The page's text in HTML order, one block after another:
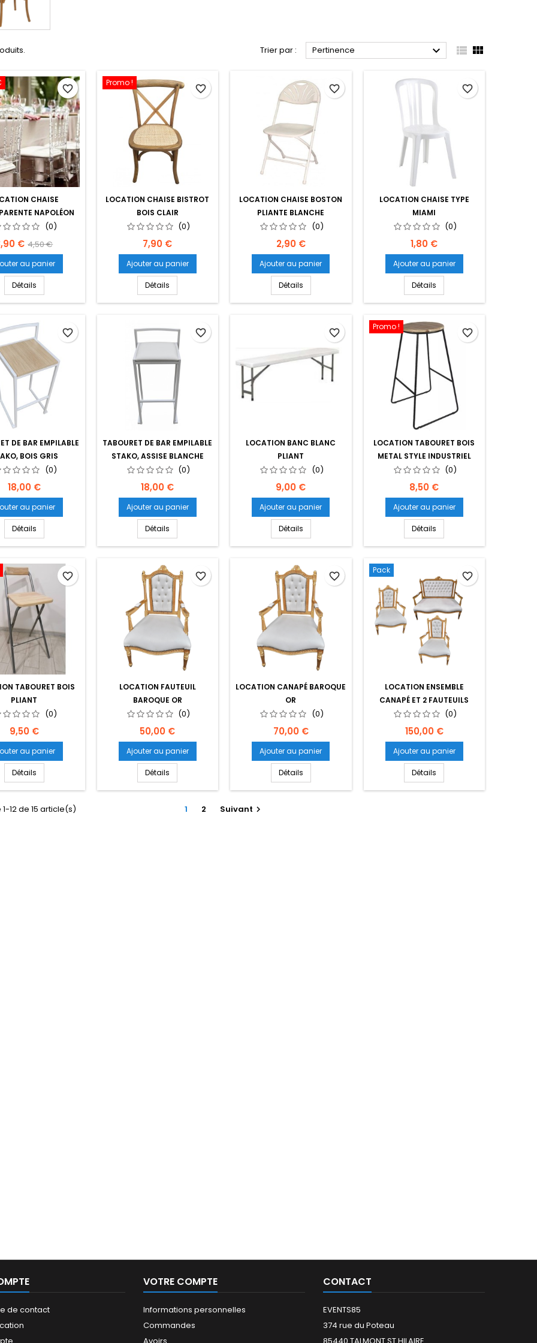
Trier par : Pertinence   
CHAISE
NAPOLÉON
(0)
€ Prix
base
4,50 €
au panier
Détails
favorite_border
Promo !
LOCATION CHAISE BISTROT
BOIS CLAIR
(0)
Prix
7,90 €
Ajouter au panier
Détails
favorite_border
LOCATION CHAISE BOSTON
PLIANTE BLANCHE
(0)
Prix
2,90 €
Ajouter au panier
Détails
favorite_border
LOCATION CHAISE TYPE
MIAMI
(0)
Prix
1,80 €
Ajouter au panier
Détails
favorite_border
DE BAR EMPILABLE
BOIS GRIS
(0)
Prix
18,00 €
au panier
Détails
favorite_border
TABOURET DE BAR EMPILABLE
STAKO, ASSISE BLANCHE
(0)
Prix
18,00 €
Ajouter au panier
Détails
favorite_border
LOCATION BANC BLANC
PLIANT
(0)
Prix
9,00 €
Ajouter au panier
Détails
favorite_border
Promo !
LOCATION TABOURET BOIS
METAL STYLE INDUSTRIEL
(0)
Prix
8,50 €
Ajouter au panier
Détails
favorite_border
TABOURET BOIS
PLIANT
(0)
Prix
9,50 €
au panier
Détails
favorite_border
LOCATION FAUTEUIL
BAROQUE OR
(0)
Prix
50,00 €
Ajouter au panier
Détails
favorite_border
LOCATION CANAPÉ BAROQUE
OR
(0)
Prix
70,00 €
Ajouter au panier
Détails
favorite_border
Pack
LOCATION ENSEMBLE
CANAPÉ ET 2 FAUTEUILS
BAROQUE OR(0)
Prix
150,00 €
Ajouter au panier
Détails
favorite_border
12 de 15 article(s) 1 2 Suivant 
de contact
VOTRE COMPTE
Informations personnelles
Commandes
CONTACT
EVENTS85
374 rue du Poteau